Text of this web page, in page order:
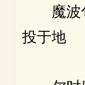
魔波
投于地